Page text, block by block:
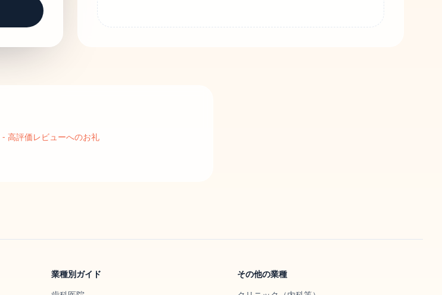
- 高評価レビューへのお礼
業種別ガイド
その他の業種